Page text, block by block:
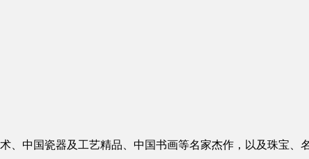
、中国瓷器及工艺精品、中国书画等名家杰作，以及珠宝、